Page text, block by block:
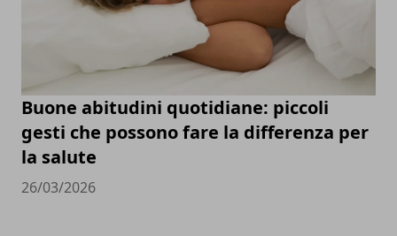
Buone abitudini quotidiane: piccoli
gesti che possono fare la differenza per
la salute
26/03/2026